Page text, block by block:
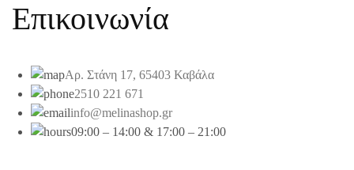
Επικοινωνία
Αρ. Στάνη 17, 65403 Καβάλα
2510 221 671
info@melinashop.gr
09:00 – 14:00 & 17:00 – 21:00